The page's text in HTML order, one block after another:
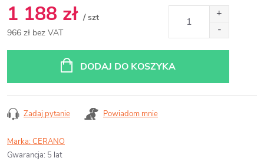
1 188 zł / szt
966 zł bez VAT
DODAJ DO KOSZYKA
Zadaj pytanie Powiadom mnie
Marka:CERANO
Gwarancja: 5 lat